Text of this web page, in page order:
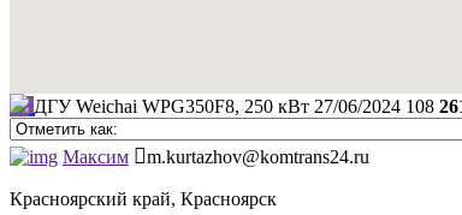
ДГУ Weichai WPG350F8, 250 кВт 27/06/2024 108
Максим m.kurtazhov@komtrans24.ru
Красноярский край, Красноярск